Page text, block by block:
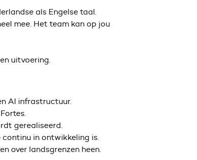
als Engelse taal.
mee. Het team kan op jou
uitvoering.
AI infrastructuur.
gerealiseerd.
in ontwikkeling is.
over landsgrenzen heen.